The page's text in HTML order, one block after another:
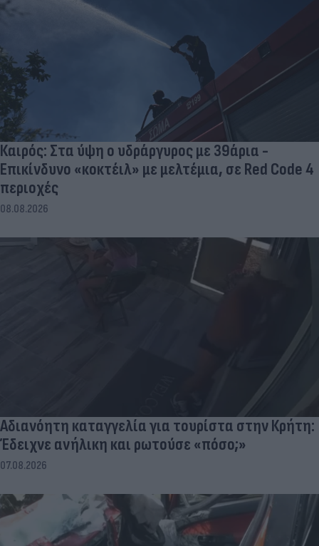
Καιρός: Στα ύψη ο υδράργυρος με 39άρια -
Επικίνδυνο «κοκτέιλ» με μελτέμια, σε Red Code 4
περιοχές
08.08.2026
Αδιανόητη καταγγελία για τουρίστα στην Κρήτη:
Έδειχνε ανήλικη και ρωτούσε «πόσο;»
07.08.2026